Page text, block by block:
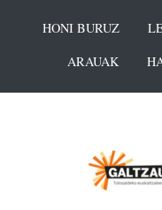
HONI BURUZ
ARAUAK